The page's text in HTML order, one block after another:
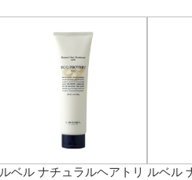
ルベル ナチュラルヘアトリ ルベル